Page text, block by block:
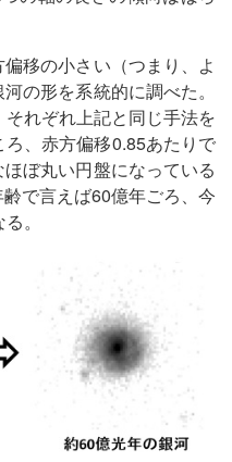
移の小さい（つまり、よ
の形を系統的に調べた。
れぞれ上記と同じ手法を
、赤方偏移0.85あたりで
ぼ丸い円盤になっている
で言えば60億年ごろ、今
。